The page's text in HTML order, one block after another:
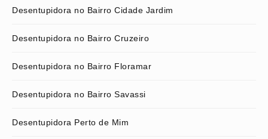
Desentupidora no Bairro Cidade Jardim
Desentupidora no Bairro Cruzeiro
Desentupidora no Bairro Floramar
Desentupidora no Bairro Savassi
Desentupidora Perto de Mim